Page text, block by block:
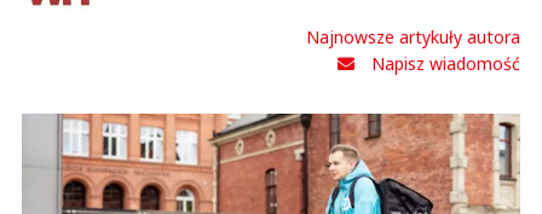
Najnowsze artykuły autora
Napisz wiadomość